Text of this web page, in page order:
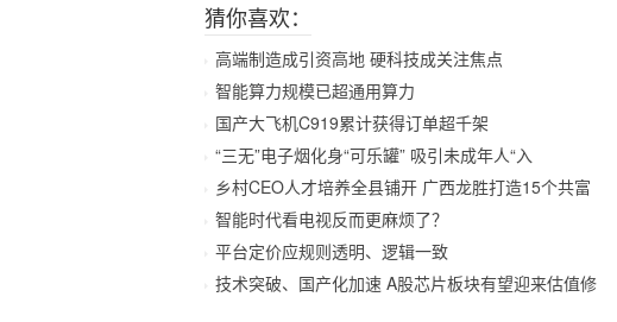
猜你喜欢：
高端制造成引资高地 硬科技成关注焦点
智能算力规模已超通用算力
国产大飞机C919累计获得订单超千架
“三无”电子烟化身“可乐罐” 吸引未成年人“入
乡村CEO人才培养全县铺开 广西龙胜打造15个共富
智能时代看电视反而更麻烦了？
平台定价应规则透明、逻辑一致
技术突破、国产化加速 A股芯片板块有望迎来估值修